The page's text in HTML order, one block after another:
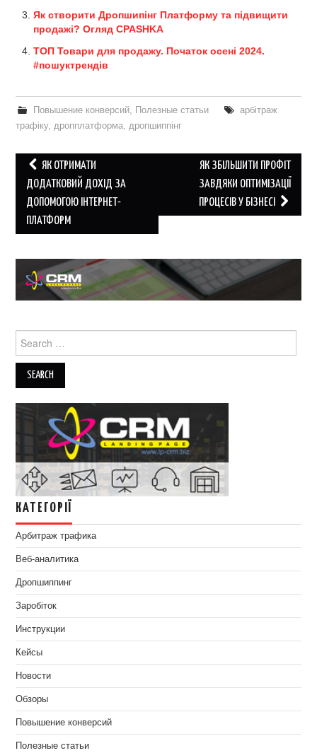
Як створити Дропшипінг Платформу та підвищити
продажі? Огляд CPASHKA
ТОП Товари для продажу. Початок осені 2024.
#пошуктрендів
Повышение конверсий, Полезные статьи
арбітраж
трафіку,дропплатформа,дропшиппінг
Post
navigation
ЯК ОТРИМАТИ
ДОДАТКОВИЙ ДОХІД ЗА
ДОПОМОГОЮ ІНТЕРНЕТ-
ПЛАТФОРМ
ЯК ЗБІЛЬШИТИ ПРОФІТ
ЗАВДЯКИ ОПТИМІЗАЦІЇ
ПРОЦЕСІВ У БІЗНЕСІ
for:
КАТЕГОРІЇ
Арбитраж трафика
Веб-аналитика
Дропшиппинг
Заробіток
Инструкции
Кейсы
Новости
Обзоры
Повышение конверсий
Полезные статьи